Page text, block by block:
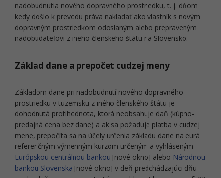
nadobudnutia nového dopravného prostriedku, t. j. dňom
kedy došlo k prevodu práva nakladať ako vlastník s novým
dopravným prostriedkom odoslaným alebo prepraveným
nadobúdateľovi z iného členského štátu na Slovensko.
Základ dane a prepočet cudzej meny
Základom dane pri nadobudnutí nového dopravného
prostriedku v tuzemsku z iného členského štátu je
dohodnutá protihodnota, ktorá neobsahuje daň (kúpno-
predajná cena bez dane) a ak sa požaduje platba v cudzej
mene, prepočíta sa na účely určenia základu dane na eurá
referenčným výmenným kurzom určeným a vyhláseným
Európskou centrálnou bankou [nové okno] alebo Národnou
bankou Slovenska [nové okno] v deň predchádzajúci dňu